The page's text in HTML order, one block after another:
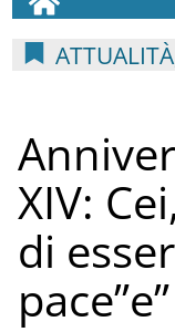
XIV:
di
pace”e”